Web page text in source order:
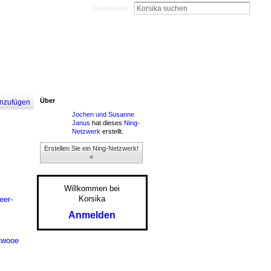
Über
Jochen und Susanne
Janus hat dieses Ning-
Netzwerk erstellt.
Erstellen Sie ein Ning-Netzwerk!
»
Willkommen bei
Korsika
Anmelden